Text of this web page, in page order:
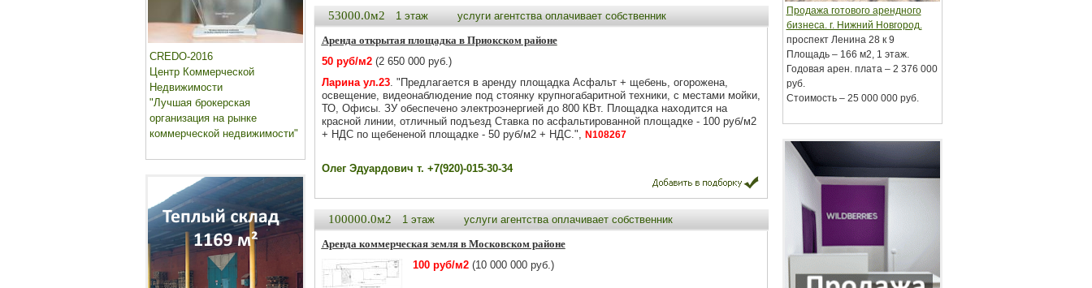
53000.0м2 1 этаж
услуги агентства оплачивает собственник
Аренда открытая площадка в Приокском районе
50 руб/м2(2 650 000 руб.)
Ларина ул.23. "Предлагается в аренду площадка Асфальт + щебень, огорожена,
освещение, видеонаблюдение под стоянку крупногабаритной техники, с местами мойки,
ТО, Офисы. ЗУ обеспечено электроэнергией до 800 КВт. Площадка находится на
красной линии, отличный подъезд Ставка по асфальтированной площадке - 100 руб/м2
+ НДС по щебененой площадке - 50 руб/м2 + НДС.", N108267
Олег Эдуардович т. +7(920)-015-30-34
100000.0м2 1 этаж
услуги агентства оплачивает собственник
Аренда коммерческая земля в Московском районе
100 руб/м2(10 000 000 руб.)
CREDO-2016
Центр Коммерческой
Недвижимости
"Лучшая брокерская
организация на рынке
коммерческой недвижимости"
Продажа готового арендного
бизнеса. г. Нижний Новгород.
проспект Ленина 28 к 9
Площадь – 166 м2, 1 этаж.
Годовая арен. плата – 2 376 000
руб.
Стоимость – 25 000 000 руб.